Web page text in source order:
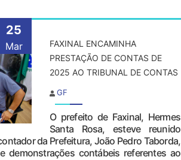
25
Mar
FAXINAL ENCAMINHA
PRESTAÇÃO DE CONTAS DE
2025 AO TRIBUNAL DE CONTAS
GF
O prefeito de Faxinal, Hermes
Santa Rosa, esteve reunido
da Prefeitura, João Pedro Taborda,
demonstrações contábeis referentes ao